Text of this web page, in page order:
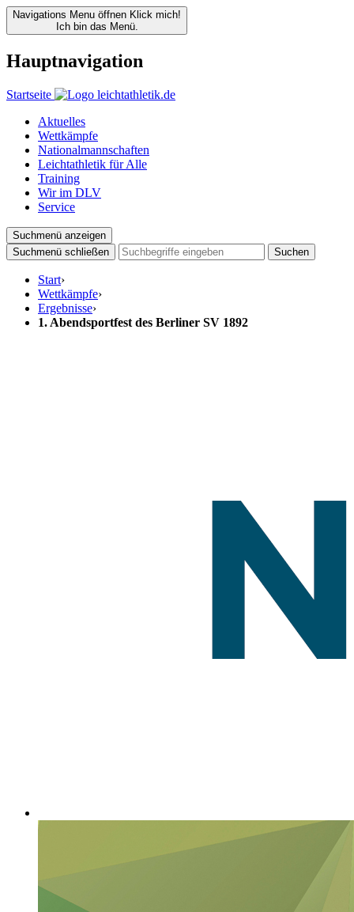
Navigations Menu öffnen Klick mich!
Ich bin das Menü.
Hauptnavigation
Startseite
Aktuelles
Wettkämpfe
Nationalmannschaften
Leichtathletik für Alle
Training
Wir im DLV
Service
Suchmenü anzeigen
Suchmenü schließen
Suchen
Start›
Wettkämpfe›
Ergebnisse›
1. Abendsportfest des Berliner SV 1892